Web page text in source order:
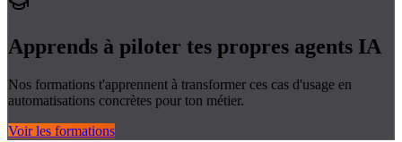
Apprends à piloter tes propres agents IA
Nos formations t'apprennent à transformer ces cas d'usage en
automatisations concrètes pour ton métier.
Voir les formations